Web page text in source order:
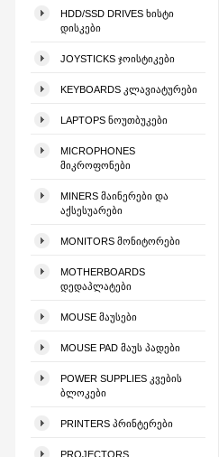
HDD/SSD DRIVES ᲮᲘᲡᲢᲘ
ᲓᲘᲡᲙᲔᲑᲘ
JOYSTICKS ᲯᲝᲘᲡᲢᲘᲙᲔᲑᲘ
KEYBOARDS ᲙᲚᲐᲕᲘᲐᲢᲣᲠᲔᲑᲘ
LAPTOPS ᲜᲝᲣᲗᲑᲣᲙᲔᲑᲘ
MICROPHONES
ᲛᲘᲙᲠᲝᲤᲝᲜᲔᲑᲘ
MINERS ᲛᲐᲘᲜᲔᲠᲔᲑᲘ ᲓᲐ
ᲐᲥᲡᲔᲡᲣᲐᲠᲔᲑᲘ
MONITORS ᲛᲝᲜᲘᲢᲝᲠᲔᲑᲘ
MOTHERBOARDS
ᲓᲔᲓᲐᲞᲚᲐᲢᲔᲑᲘ
MOUSE ᲛᲐᲣᲡᲔᲑᲘ
MOUSE PAD ᲛᲐᲣᲡ ᲞᲐᲓᲔᲑᲘ
POWER SUPPLIES ᲙᲕᲔᲑᲘᲡ
ᲑᲚᲝᲙᲔᲑᲘ
PRINTERS ᲞᲠᲘᲜᲢᲔᲠᲔᲑᲘ
PROJECTORS